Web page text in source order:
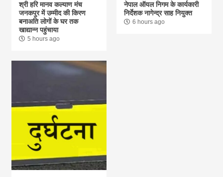
श्री हरि मानव कल्याण मंच
जनकपुर में उम्मीद की किरण
बनाअति लोगों के घर तक
खाद्यान्न पहुंचाया
5 hours ago
नेपाल ऑयल निगम के कार्यकारी
निर्देशक नागेन्द्र साह नियुक्त
6 hours ago